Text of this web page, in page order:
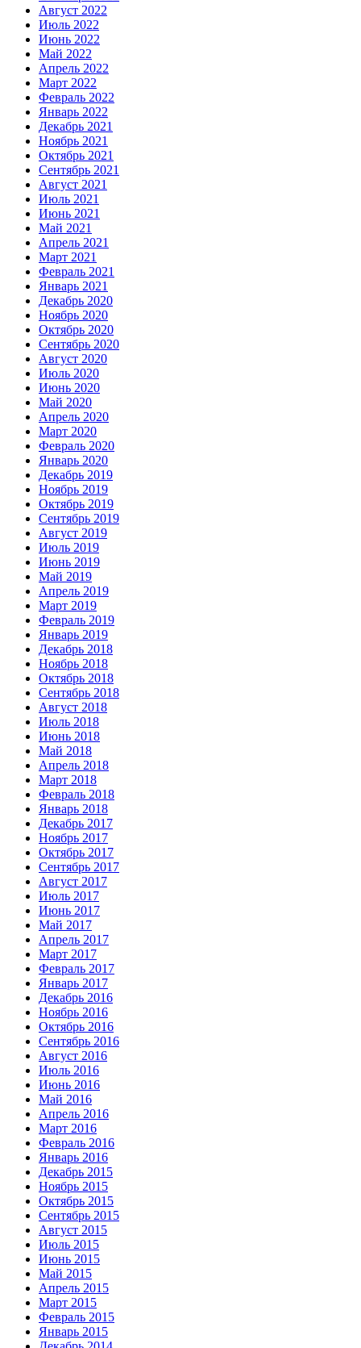
Август 2022
Июль 2022
Июнь 2022
Май 2022
Апрель 2022
Март 2022
Февраль 2022
Январь 2022
Декабрь 2021
Ноябрь 2021
Октябрь 2021
Сентябрь 2021
Август 2021
Июль 2021
Июнь 2021
Май 2021
Апрель 2021
Март 2021
Февраль 2021
Январь 2021
Декабрь 2020
Ноябрь 2020
Октябрь 2020
Сентябрь 2020
Август 2020
Июль 2020
Июнь 2020
Май 2020
Апрель 2020
Март 2020
Февраль 2020
Январь 2020
Декабрь 2019
Ноябрь 2019
Октябрь 2019
Сентябрь 2019
Август 2019
Июль 2019
Июнь 2019
Май 2019
Апрель 2019
Март 2019
Февраль 2019
Январь 2019
Декабрь 2018
Ноябрь 2018
Октябрь 2018
Сентябрь 2018
Август 2018
Июль 2018
Июнь 2018
Май 2018
Апрель 2018
Март 2018
Февраль 2018
Январь 2018
Декабрь 2017
Ноябрь 2017
Октябрь 2017
Сентябрь 2017
Август 2017
Июль 2017
Июнь 2017
Май 2017
Апрель 2017
Март 2017
Февраль 2017
Январь 2017
Декабрь 2016
Ноябрь 2016
Октябрь 2016
Сентябрь 2016
Август 2016
Июль 2016
Июнь 2016
Май 2016
Апрель 2016
Март 2016
Февраль 2016
Январь 2016
Декабрь 2015
Ноябрь 2015
Октябрь 2015
Сентябрь 2015
Август 2015
Июль 2015
Июнь 2015
Май 2015
Апрель 2015
Март 2015
Февраль 2015
Январь 2015